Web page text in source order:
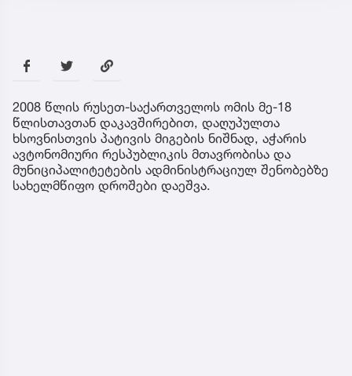
2008 წლის რუსეთ-საქართველოს ომის მე-18
წლისთავთან დაკავშირებით, დაღუპულთა
ხსოვნისთვის პატივის მიგების ნიშნად, აჭარის
ავტონომიური რესპუბლიკის მთავრობისა და
მუნიციპალიტეტების ადმინისტრაციულ შენობებზე
სახელმწიფო დროშები დაეშვა.